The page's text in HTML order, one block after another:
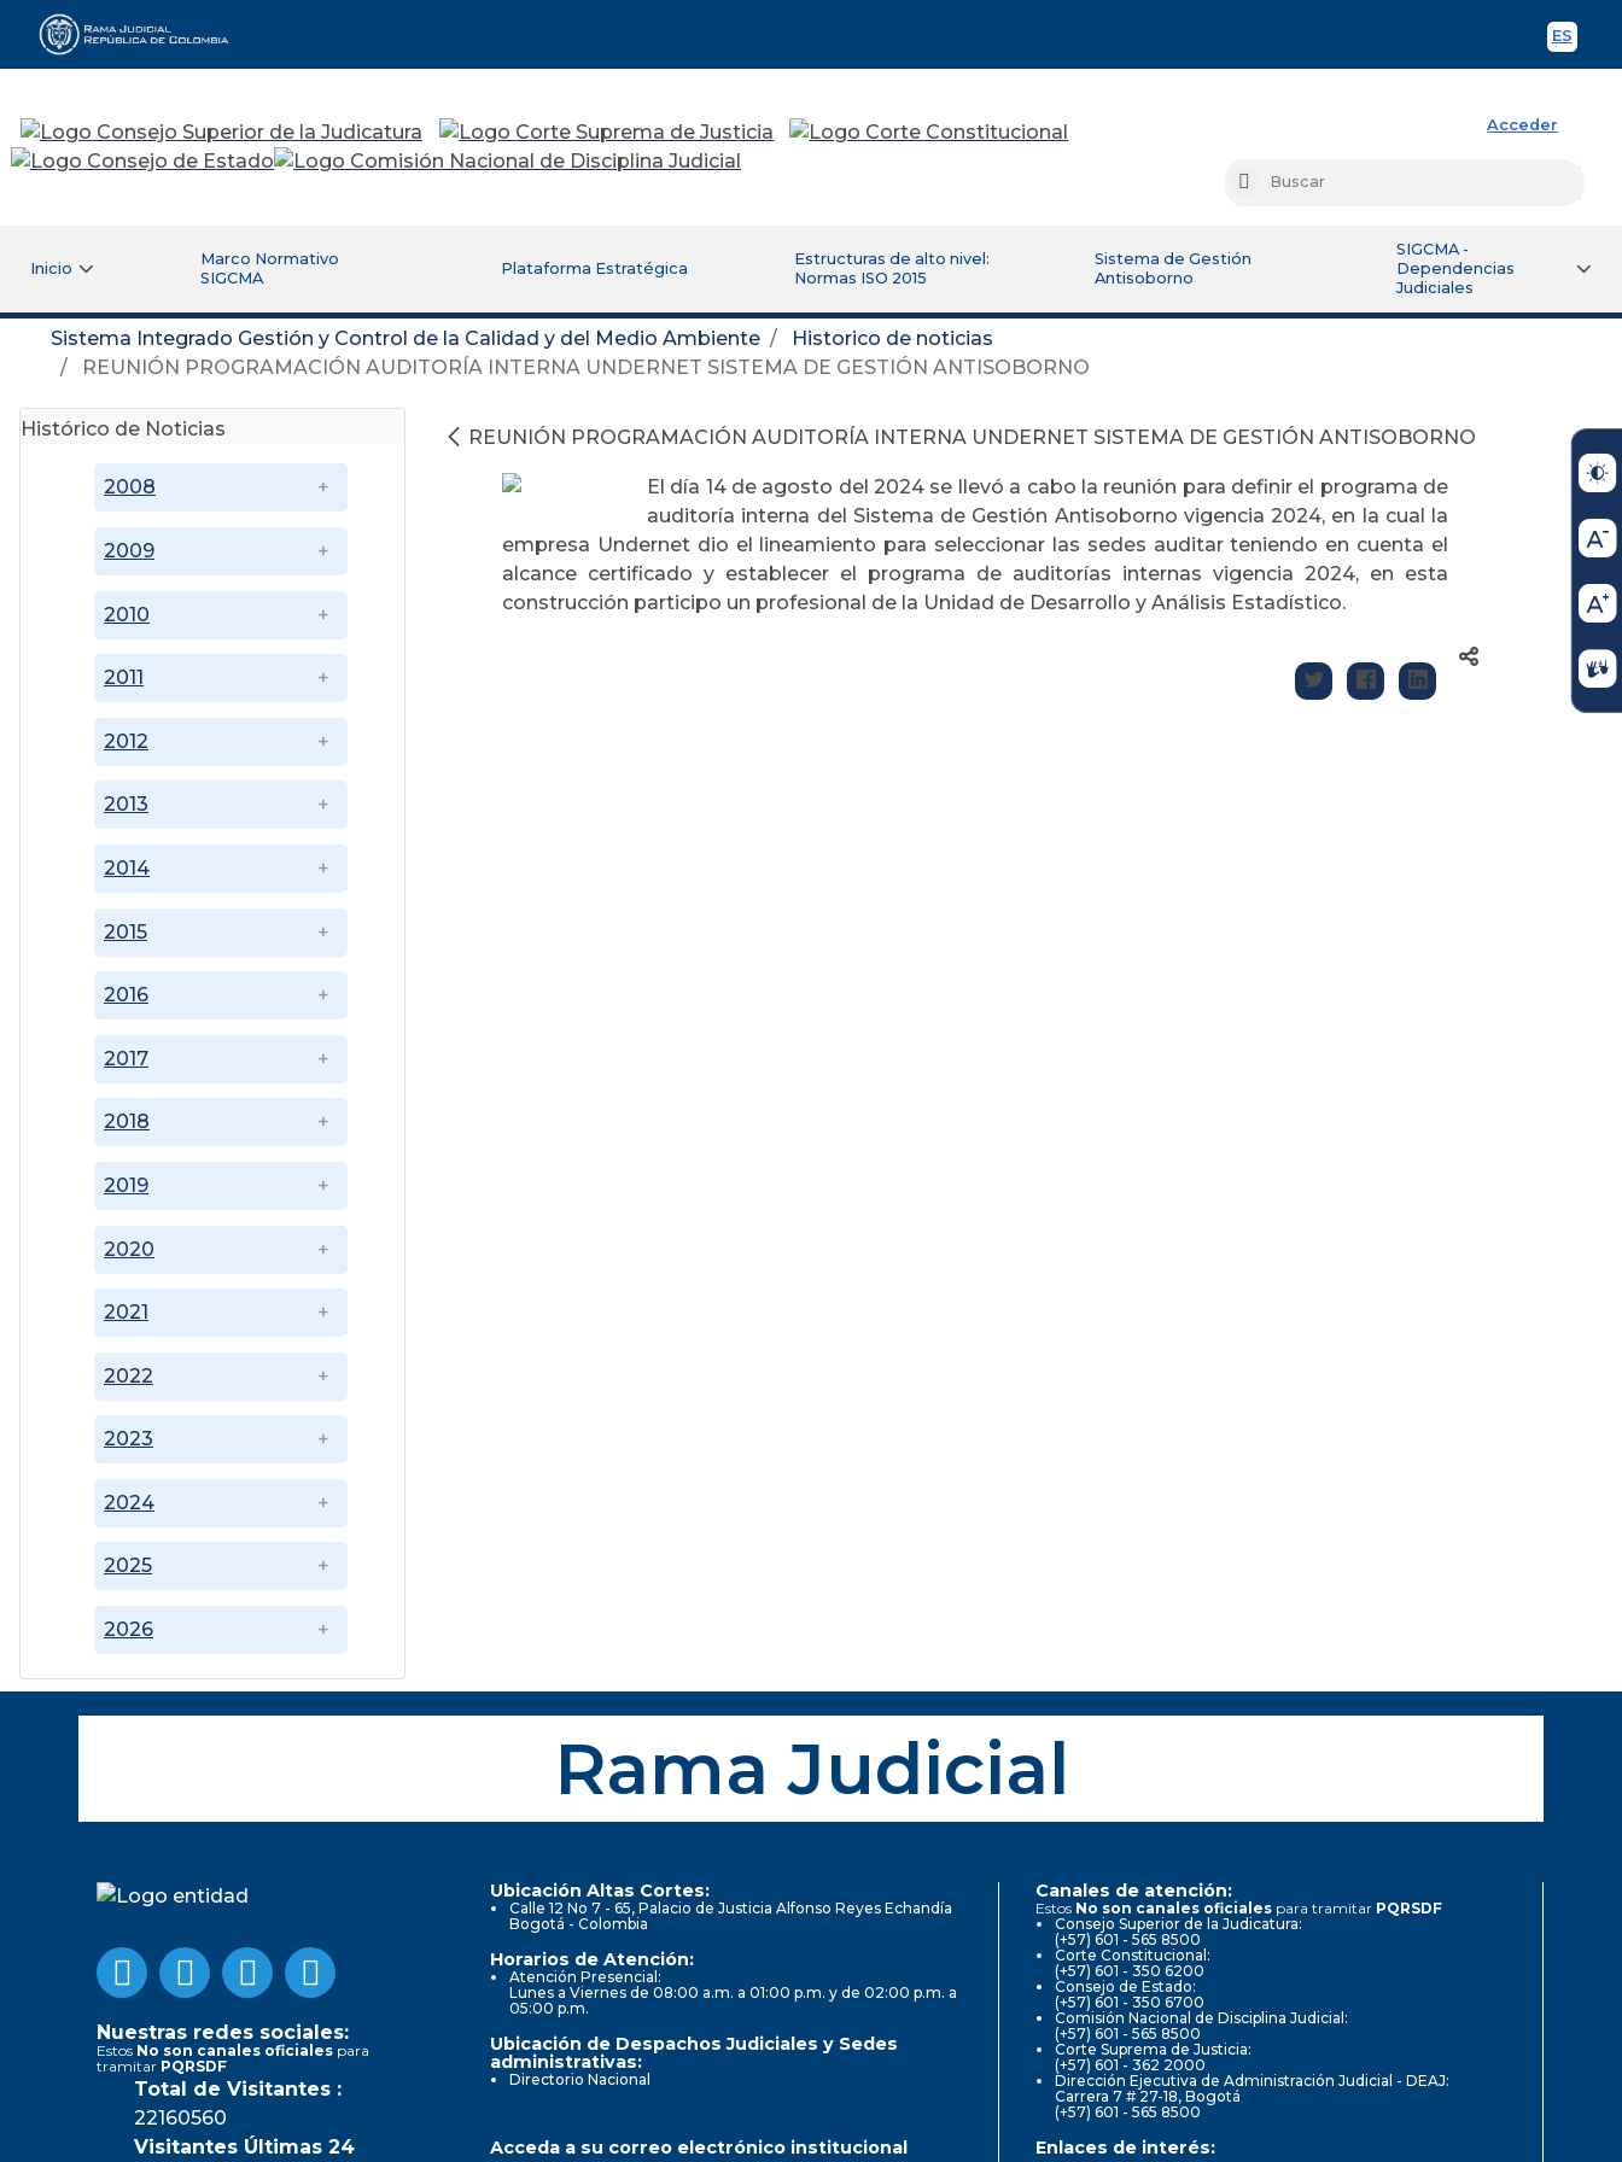
ES
Rama Judicial
Acceder
Buscar
Inicio
Marco Normativo
SIGCMA
Plataforma Estratégica
Estructuras de alto nivel:
Normas ISO 2015
Sistema de Gestión
Antisoborno
SIGCMA -
Dependencias
Judiciales
Sistema Integrado Gestión y Control de la Calidad y del Medio Ambiente
Historico de noticias
REUNIÓN PROGRAMACIÓN AUDITORÍA INTERNA UNDERNET SISTEMA DE GESTIÓN ANTISOBORNO
Histórico de Noticias
2008
2009
2010
2011
2012
2013
2014
2015
2016
2017
2018
2019
2020
2021
2022
2023
2024
2025
2026
REUNIÓN PROGRAMACIÓN AUDITORÍA INTERNA UNDERNET SISTEMA DE GESTIÓN ANTISOBORNO
El día 14 de agosto del 2024 se llevó a cabo la reunión para definir el programa de
auditoría interna del Sistema de Gestión Antisoborno vigencia 2024, en la cual la
empresa Undernet dio el lineamiento para seleccionar las sedes auditar teniendo en cuenta el
alcance certificado y establecer el programa de auditorías internas vigencia 2024, en esta
construcción participo un profesional de la Unidad de Desarrollo y Análisis Estadístico.
Rama Judicial
Nuestras redes sociales:
Estos No son canales oficiales para
tramitar PQRSDF
Total de Visitantes :
22160560
Visitantes Últimas 24
Ubicación Altas Cortes:
Calle 12 No 7 - 65, Palacio de Justicia Alfonso Reyes Echandía
Bogotá - Colombia
Horarios de Atención:
Atención Presencial:
Lunes a Viernes de 08:00 a.m. a 01:00 p.m. y de 02:00 p.m. a
05:00 p.m.
Ubicación de Despachos Judiciales y Sedes
administrativas:
Directorio Nacional
Canales de atención:
Estos No son canales oficiales para tramitar PQRSDF
Consejo Superior de la Judicatura:
(+57) 601 - 565 8500
Corte Constitucional:
(+57) 601 - 350 6200
Consejo de Estado:
(+57) 601 - 350 6700
Comisión Nacional de Disciplina Judicial:
(+57) 601 - 565 8500
Corte Suprema de Justicia:
(+57) 601 - 362 2000
Dirección Ejecutiva de Administración Judicial - DEAJ:
Carrera 7 # 27-18, Bogotá
(+57) 601 - 565 8500
Acceda a su correo electrónico institucional Enlaces de interés: